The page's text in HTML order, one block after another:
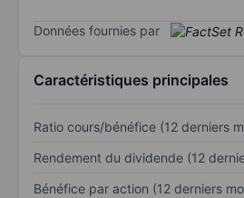
Données fournies par
Caractéristiques principales
Ratio cours/bénéfice (12 derniers
Rendement du dividende (12
Bénéfice par action (12 derniers